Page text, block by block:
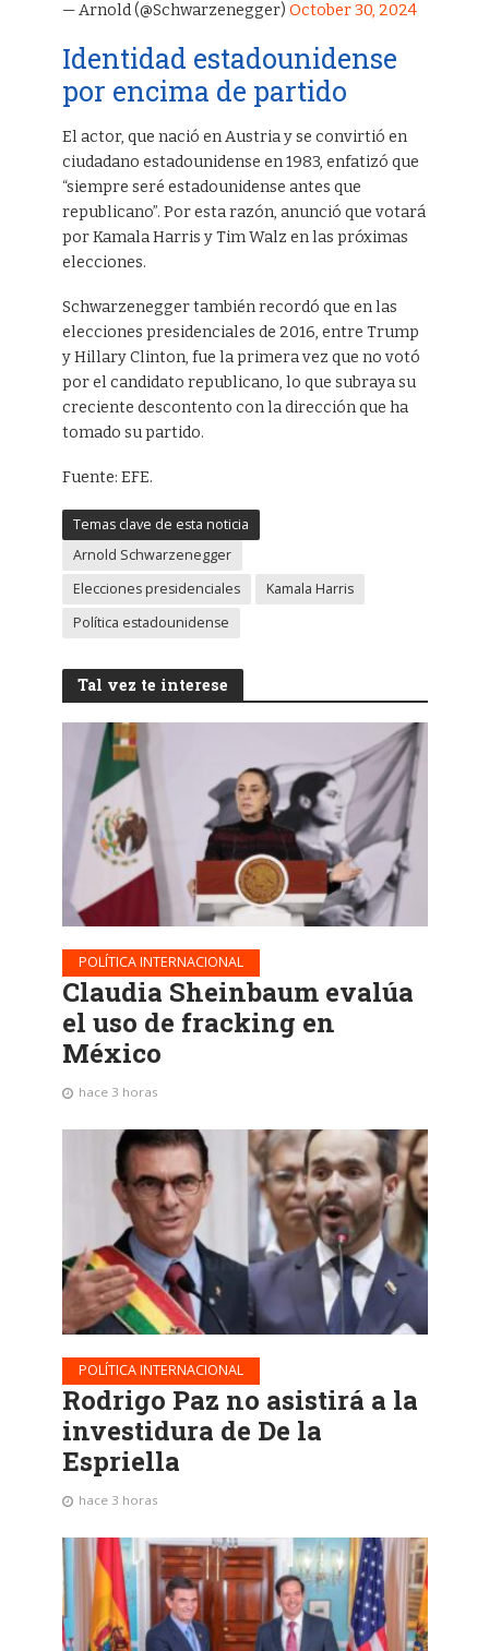
— Arnold (@Schwarzenegger) October 30, 2024
Identidad estadounidense
por encima de partido
El actor, que nació en Austria y se convirtió en
ciudadano estadounidense en 1983, enfatizó que
“siempre seré estadounidense antes que
republicano”. Por esta razón, anunció que votará
por Kamala Harris y Tim Walz en las próximas
elecciones.
Schwarzenegger también recordó que en las
elecciones presidenciales de 2016, entre Trump
y Hillary Clinton, fue la primera vez que no votó
por el candidato republicano, lo que subraya su
creciente descontento con la dirección que ha
tomado su partido.
Fuente: EFE.
Temas clave de esta noticia
Arnold Schwarzenegger
Elecciones presidenciales
Kamala Harris
Política estadounidense
Tal vez te interese
POLÍTICA INTERNACIONAL
Claudia Sheinbaum evalúa
el uso de fracking en
México
hace 3 horas
POLÍTICA INTERNACIONAL
Rodrigo Paz no asistirá a la
investidura de De la
Espriella
hace 3 horas